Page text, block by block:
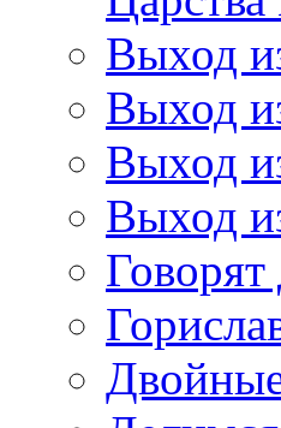
Выход
Выход
Выход
Выход
Говорят